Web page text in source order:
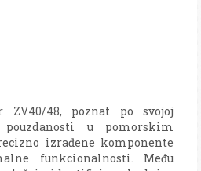
ZV40/48, poznat po svojoj
u pomorskim
izrađene komponente
funkcionalnosti. Među